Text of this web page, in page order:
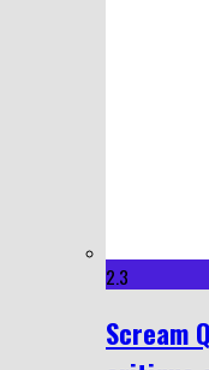
2.3
Scream